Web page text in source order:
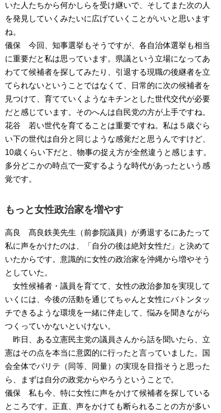
いた人たちから何かしらを受け継いで、そしてまた次の人
を発見していくみたいに広げていくことがいいと思います
ね。
儀保 今回、知事選挙もそうですが、各自治体選挙も相当
に重要だと私は思っています。県議という立場になってあ
わてて候補者を探してみたり、引退する現職の後継者を立
てられないということではなくて、日常的に次の候補者を
見つけて、育てていくようなキチンとした世代交代が必要
だと感じています。そのへんは自民党の方が上手ですね。
花谷 若い世代を育てることは重要ですね。私は５歳ぐら
い下の世代は自分と同じような感覚だと思うんですけど、
10歳くらい下だと、物事の捉え方が全然違うと感じます。
多分どこかの時点で一変するような時代があったという感
覚です。
もっと女性政治家を増やす
高良 髙良鉄美先生（前参院議員）が勇退するにあたって
私に声をかけたのは、「自分の後は絶対女性だ」と決めて
いたからです。意識的に女性の政治家を沖縄から増やそう
としていた。
女性候補者・議員を育てて、女性の政治参加を実現して
いくには、今後の活動を通じてちゃんと女性にバトンタッ
チできるような環境を一緒に伴走して、悩みを聞きながら
つくっていかないといけない。
昨日、ある立憲民主党の議員さんから話を聞いたら、立
憲はその点を本当に意図的に行ったと言っていました。国
会全体でパリテ（同等、同量）の実現を目指そうと思った
ら、まずは自分の政党からやろうということで。
儀保 私も今、特に女性に声をかけて候補者を探している
ところです。正直、声をかけても断られることの方が多い